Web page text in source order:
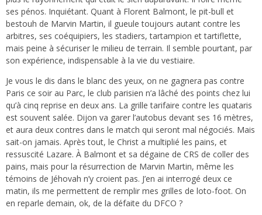
ses pénos. Inquiétant. Quant à Florent Balmont, le pit-bull et
bestouh de Marvin Martin, il gueule toujours autant contre les
arbitres, ses coéquipiers, les stadiers, tartampion et tartiflette,
mais peine à sécuriser le milieu de terrain. Il semble pourtant, par
son expérience, indispensable à la vie du vestiaire.
Je vous le dis dans le blanc des yeux, on ne gagnera pas contre
Paris ce soir au Parc, le club parisien n’a lâché des points chez lui
qu’à cinq reprise en deux ans. La grille tarifaire contre les quataris
est souvent salée. Dijon va garer l’autobus devant ses 16 mètres,
et aura deux contres dans le match qui seront mal négociés. Mais
sait-on jamais. Après tout, le Christ a multiplié les pains, et
ressuscité Lazare. À Balmont et sa dégaine de CRS de coller des
pains, mais pour la résurrection de Marvin Martin, même les
témoins de Jéhovah n’y croient pas. J’en ai interrogé deux ce
matin, ils me permettent de remplir mes grilles de loto-foot. On
en reparle demain, ok, de la défaite du DFCO ?